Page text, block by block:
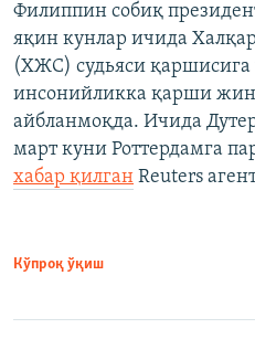
Филиппин собиқ
яқин кунлар ичида
(ХЖС) судьяси қаршисига
инсонийликка қарши
айбланмоқда. Ичида
март куни Роттердамга
хабар қилган Reuters
Кўпроқ ўқиш